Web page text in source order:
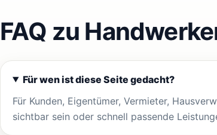
FAQ zu
Für wen ist diese Seite gedacht?
Für Kunden, Eigentümer, Vermieter,
sichtbar sein oder schnell passende